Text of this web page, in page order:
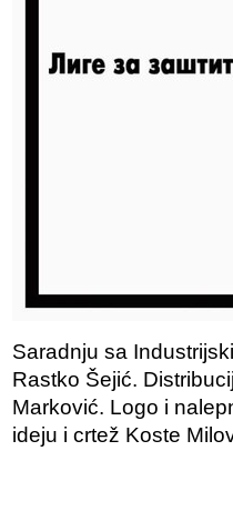
Saradnju sa
Rastko Šejić.
Marković. Logo i
ideju i crtež Koste